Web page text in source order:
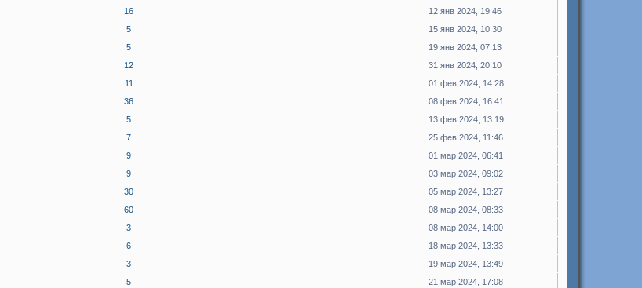
16
12 янв 2024, 19:46
5
15 янв 2024, 10:30
5
19 янв 2024, 07:13
12
31 янв 2024, 20:10
11
01 фев 2024, 14:28
36
08 фев 2024, 16:41
5
13 фев 2024, 13:19
7
25 фев 2024, 11:46
9
01 мар 2024, 06:41
9
03 мар 2024, 09:02
30
05 мар 2024, 13:27
60
08 мар 2024, 08:33
3
08 мар 2024, 14:00
6
18 мар 2024, 13:33
3
19 мар 2024, 13:49
5 21 мар 2024, 17:08